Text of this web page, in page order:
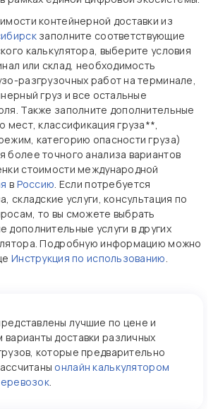
контейнерной доставки из
заполните соответствующие
калькулятора, выберите условия
или склад, необходимость
разгрузочных работ на терминале,
груз и все остальные
Также заполните дополнительные
мест, классификация груза**,
категорию опасности груза)
более точного анализа вариантов
стоимости международной
в Россию. Если потребуется
складские услуги, консультация по
то вы сможете выбрать
дополнительные услуги в других
Подробную информацию можно
Инструкция по использованию.
лучшие по цене и
варианты доставки различных
которые предварительно
онлайн калькулятором
.